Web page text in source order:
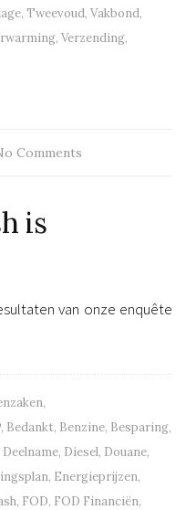
, Tweevoud, Vakbond,
, Verzending,
Comments
is
van onze enquête
,
, Bedankt, Benzine, Besparing,
Deelname, Diesel, Douane,
, Energieprijzen,
, FOD, FOD Financiën,